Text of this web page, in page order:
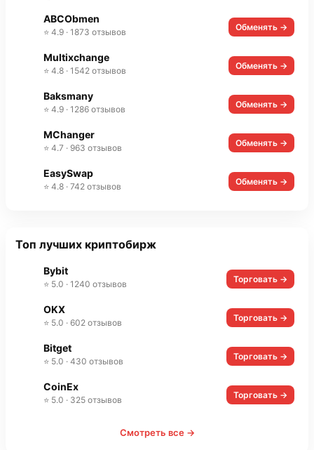
ABCObmen
⭐ 4.9 · 1873 отзывов Обменять →
Multixchange
⭐ 4.8 · 1542 отзывов Обменять →
Baksmany
⭐ 4.9 · 1286 отзывов Обменять →
MChanger
⭐ 4.7 · 963 отзывов Обменять →
EasySwap
⭐ 4.8 · 742 отзывов Обменять →
Топ лучших криптобирж
Bybit
⭐ 5.0 · 1240 отзывов Торговать →
OKX
⭐ 5.0 · 602 отзывов Торговать →
Bitget
⭐ 5.0 · 430 отзывов Торговать →
CoinEx
⭐ 5.0 · 325 отзывов Торговать →
Смотреть все →